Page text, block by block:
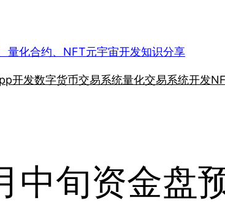
量化合约、NFT元宇宙开发知识分享
开发数字货币交易系统量化交易系统开发
中旬资金